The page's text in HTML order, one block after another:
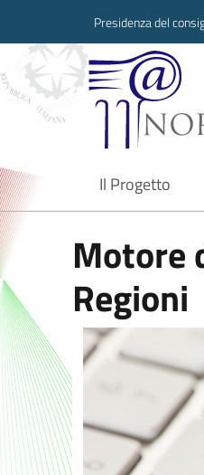
Presidenza del
Il Progetto
current
Motore
Regioni